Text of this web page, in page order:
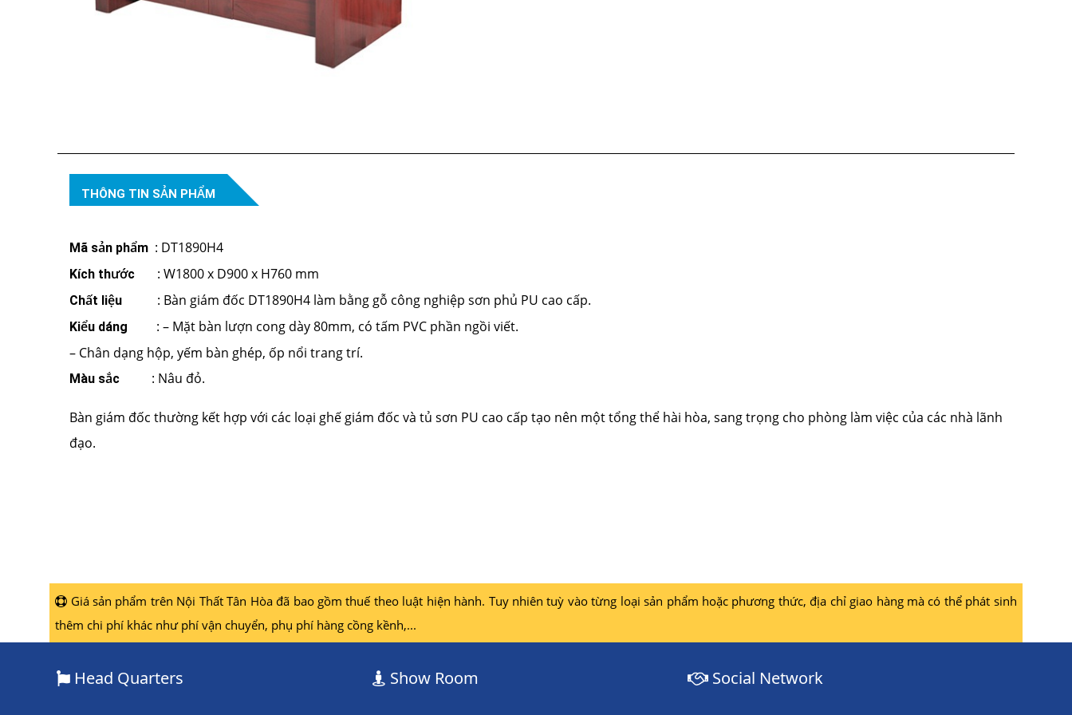
THÔNG TIN SẢN PHẨM
Mã sản phẩm: DT1890H4
Kích thước : W1800 x D900 x H760 mm
Chất liệu : Bàn giám đốc DT1890H4 làm bằng gỗ công nghiệp sơn phủ PU cao cấp.
Kiểu dáng
: – Mặt bàn lượn cong dày 80mm, có tấm PVC phần ngồi viết.
– Chân dạng hộp, yếm bàn ghép, ốp nổi trang trí.
Màu sắc : Nâu đỏ.
Bàn giám đốc thường kết hợp với các loại ghế giám đốc và tủ sơn PU cao cấp tạo nên một tổng thể hài hòa, sang trọng cho phòng làm việc của các nhà lãnh
đạo.
Giá sản phẩm trên Nội Thất Tân Hòa đã bao gồm thuế theo luật hiện hành. Tuy nhiên tuỳ vào từng loại sản phẩm hoặc phương thức, địa chỉ giao hàng mà có thể phát sinh
thêm chi phí khác như phí vận chuyển, phụ phí hàng cồng kềnh,...
Head Quarters Show Room Social Network